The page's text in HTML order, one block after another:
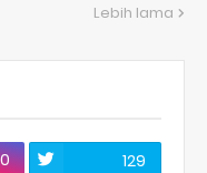
Lebih lama
129